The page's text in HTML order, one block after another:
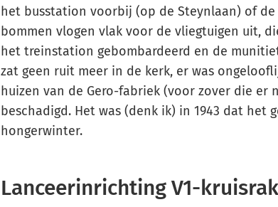
het busstation voorbij (op de Steynlaan) of de
bommen vlogen vlak voor de vliegtuigen uit,
het treinstation gebombardeerd en de
zat geen ruit meer in de kerk, er was
huizen van de Gero-fabriek (voor zover die er
beschadigd. Het was (denk ik) in 1943 dat het
hongerwinter.
Lanceerinrichting V1-